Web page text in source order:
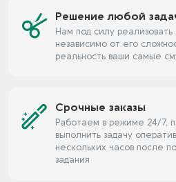
Решение любой
Нам под силу реализовать
независимо от его
реальность ваши самые
Срочные заказы
Работаем в режиме 24/7,
выполнить задачу
нескольких часов после
задания